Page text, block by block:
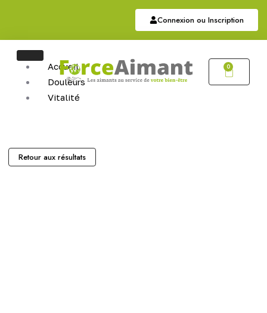
Connexion ou Inscription
Accueil
Douleurs
Vitalité
Hématite
0
Retour aux résultats